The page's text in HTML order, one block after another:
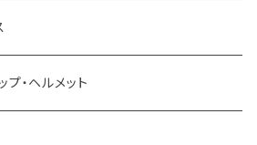
・ヘルメット